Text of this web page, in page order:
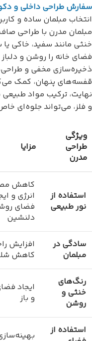
سفارش طراحی داخلی و
انتخاب مبلمان ساده و
مبلمان مدرن با طراحی
خنثی مانند سفید، خاکی یا
فضای خانه را روشن و
ذخیره‌سازی مخفی و
قفسه‌های پنهان، کمک
نهایت، ترکیب مواد
و فلز، می‌تواند جلوه‌ای
ویژگی
طراحی
مدرن
مزایا
استفاده از
نور طبیعی
کاهش
انرژی و
فضای
دلنشین
سادگی در
مبلمان
افزایش
کاهش
رنگ‌های
خنثی و
روشن
ایجاد
و باز
استفاده از